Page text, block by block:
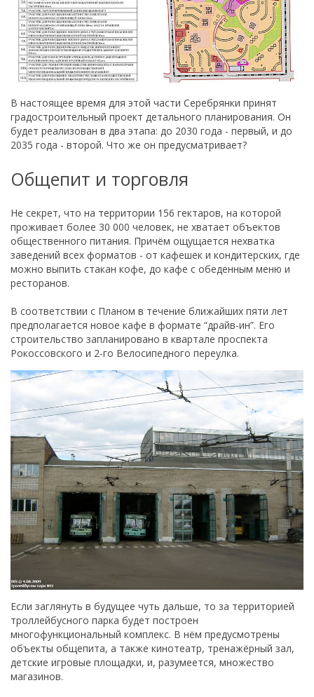
В настоящее время для этой части Серебрянки принят
градостроительный проект детального планирования. Он
будет реализован в два этапа: до 2030 года - первый, и до
2035 года - второй. Что же он предусматривает?
Общепит и торговля
Не секрет, что на территории 156 гектаров, на которой
проживает более 30 000 человек, не хватает объектов
общественного питания. Причём ощущается нехватка
заведений всех форматов - от кафешек и кондитерских, где
можно выпить стакан кофе, до кафе с обеденным меню и
ресторанов.
В соответствии с Планом в течение ближайших пяти лет
предполагается новое кафе в формате “драйв-ин”. Его
строительство запланировано в квартале проспекта
Рокоссовского и 2-го Велосипедного переулка.
Если заглянуть в будущее чуть дальше, то за территорией
троллейбусного парка будет построен
многофункциональный комплекс. В нём предусмотрены
объекты общепита, а также кинотеатр, тренажёрный зал,
детские игровые площадки, и, разумеется, множество
магазинов.